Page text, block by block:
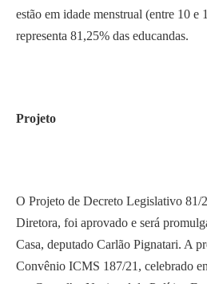
estão em idade menstrual (entre 10 e
representa 81,25% das educandas.
Projeto
O Projeto de Decreto Legislativo 81/
Diretora, foi aprovado e será
Casa, deputado Carlão Pignatari. A
Convênio ICMS 187/21, celebrado